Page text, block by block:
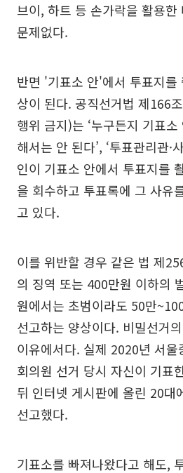
브이, 하트 등 손가락을 활용한
문제없다.
반면 '기표소 안'에서 투표지를
상이 된다. 공직선거법 제166
행위 금지)는 ‘누구든지 기표
해서는 안 된다’, ‘투표관리관·
인이 기표소 안에서 투표지를
을 회수하고 투표록에 그 사유
고 있다.
이를 위반할 경우 같은 법 제
의 징역 또는 400만원 이하의
원에서는 초범이라도 50만
선고하는 양상이다. 비밀선거
이유에서다. 실제 2020년 서
회의원 선거 당시 자신이 기표
뒤 인터넷 게시판에 올린 20대
선고했다.
기표소를 빠져나왔다고 해도,